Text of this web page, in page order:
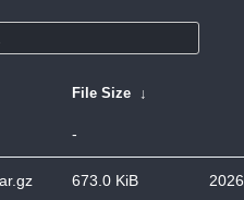
File Size ↓
-
673.0 KiB